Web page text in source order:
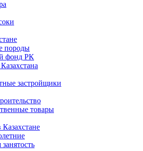
породы
фонд РК
застройщики
товары